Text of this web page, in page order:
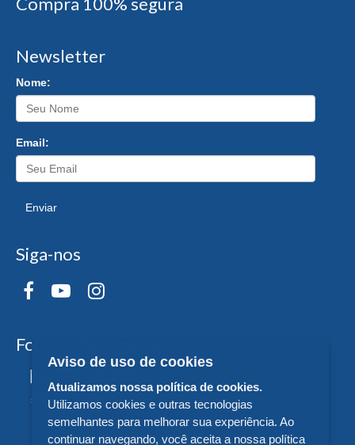
Newsletter
Nome:
Email:
Enviar
Siga-nos
Formas de Pagamento
Aviso de uso de cookies
Atualizamos nossa política de cookies.
Utilizamos cookies e outras tecnologias
semelhantes para melhorar sua experiência. Ao
continuar navegando, você aceita a nossa política